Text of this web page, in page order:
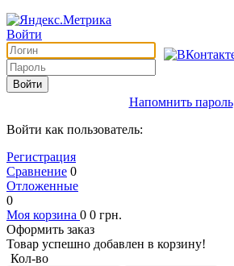
Войти
Войти
Напомнить пароль
Войти как пользователь:
Регистрация
Сравнение 0
Отложенные
0
Моя корзина 0 0 грн.
Оформить заказ
Товар успешно добавлен в корзину!
Кол-во